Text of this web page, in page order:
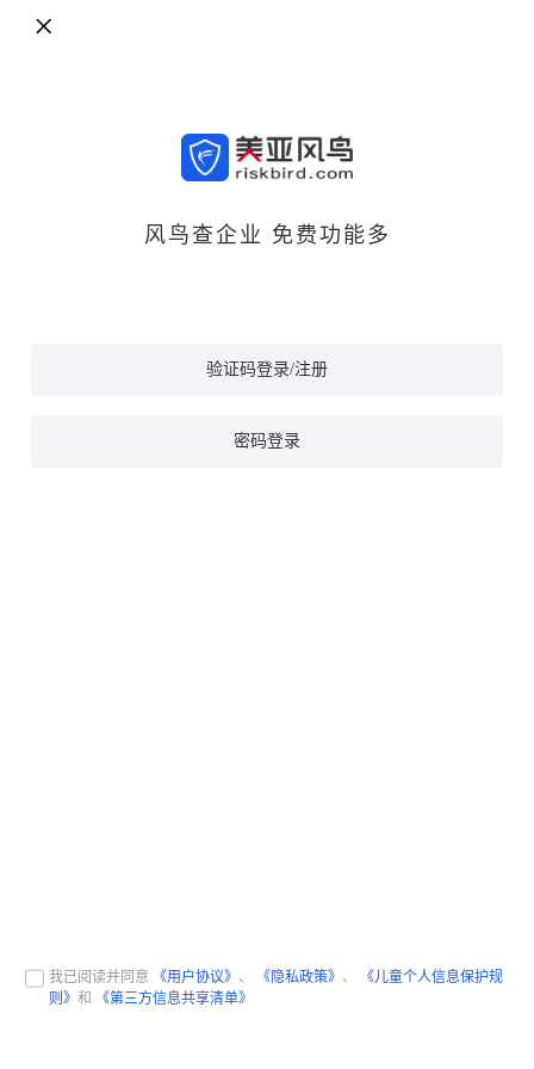
风鸟查企业 免费功能多
验证码登录/注册
密码登录
我已阅读并同意 《用户协议》 、 《隐私政策》 、
《儿童个人信息保护规
则》和 《第三方信息共享清单》